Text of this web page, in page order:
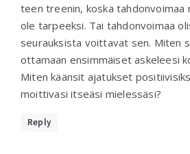
teen treenin, koska tahdonvoimaa
ole tarpeeksi. Tai tahdonvoimaa
seurauksista voittavat sen. Miten
ottamaan ensimmäiset askeleesi
Miten käänsit ajatukset
moittivasi itseäsi mielessäsi?
Reply